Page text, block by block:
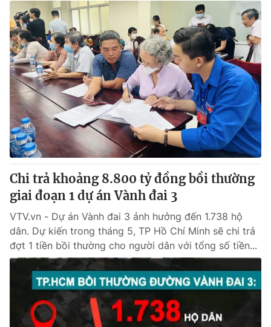
Chi trả khoảng 8.800 tỷ đồng bồi thường
giai đoạn 1 dự án Vành đai 3
VTV.vn - Dự án Vành đai 3 ảnh hưởng đến 1.738 hộ
dân. Dự kiến trong tháng 5, TP Hồ Chí Minh sẽ chi trả
đợt 1 tiền bồi thường cho người dân với tổng số tiền...